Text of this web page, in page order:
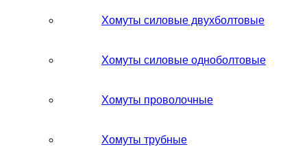
Хомуты силовые двухболтовые
Хомуты силовые одноболтовые
Хомуты проволочные
Хомуты трубные